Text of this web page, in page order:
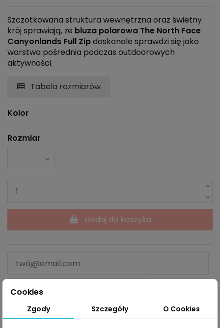
Szczotkowana struktura wewnętrzna oraz świetny
krój sprawiają, że bluza polarowa The North Face
Canyonlands Full Zipdoskonale sprawdzi się jako
warstwa pośrednia podczas outdoorowych
aktywności.
Tabela rozmiarów
Kolor
Rozmiar
Dodaj do koszyka
Powiadom mnie kiedy dostępne
Cookies
Zgody Szczegóły O Cookies